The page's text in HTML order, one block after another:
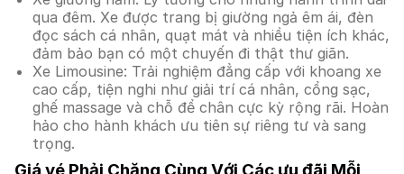
qua đêm. Xe được trang bị giường ngả êm ái, đèn
đọc sách cá nhân, quạt mát và nhiều tiện ích khác,
đảm bảo bạn có một chuyến đi thật thư giãn.
Xe Limousine: Trải nghiệm đẳng cấp với khoang xe
cao cấp, tiện nghi như giải trí cá nhân, cổng sạc,
ghế massage và chỗ để chân cực kỳ rộng rãi. Hoàn
hảo cho hành khách ưu tiên sự riêng tư và sang
trọng.